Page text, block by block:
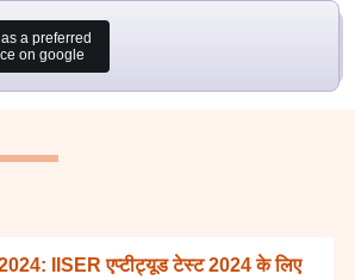
a preferred
on google
IISER एप्टीट्यूड टेस्ट 2024 के लिए